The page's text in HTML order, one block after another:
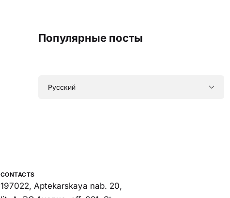
Популярные посты
CONTACTS
197022, Aptekarskaya nab. 20,